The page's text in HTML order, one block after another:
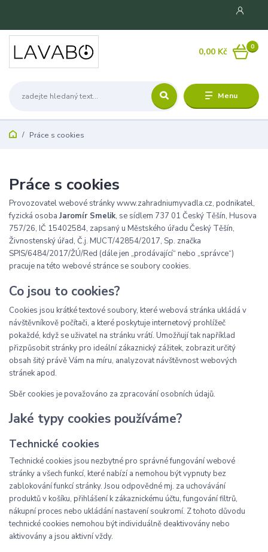
Menu
0
0,00 Kč
Práce s cookies
Práce s cookies
Provozovatel webové stránky www.zahradniumyvadla.cz, podnikatel,
fyzická osoba Jaromír Smelik, se sídlem 737 01 Český Těšín, Husova
757/26, IČ 15402584, zapsaný u Městského úřadu Český Těšín,
Živnostenský úřad, Č.j. MUCT/42854/2017, Sp. značka
SPIS/6484/2017/ŽÚ/Red (dále jen „prodávající“ nebo „správce“)
pracuje na této webové stránce se soubory cookies.
Co jsou to cookies?
Cookies jsou krátké textové soubory, které webová stránka ukládá v
návštěvníkově počítači, a které poskytuje internetový prohlížeč
pokaždé, když se uživatel na stránku vrátí. Umožňují tak například
přizpůsobit stránky pro ideální zákaznický zážitek, zobrazit určitý
obsah šitý právě Vám na míru, analyzovat návštěvnost webových
stránek apod.
Sběr cookies je považováno za zpracování osobních údajů.
Jaké typy cookies používáme?
Technické cookies
Technické cookies jsou nezbytné pro správné fungování webové
stránky a všech funkcí, které nabízí a nemohou být vypnuty bez
zablokování funkcí stránky. Jsou odpovědné mj. za uchovávání
produktů v košíku, přihlášení k zákaznickému účtu, fungování filtrů,
nákupní proces nebo ukládání nastavení soukromí. Z tohoto důvodu
technické cookies nemohou být individuálně deaktivovány nebo
aktivovány a jsou aktivní vždy.